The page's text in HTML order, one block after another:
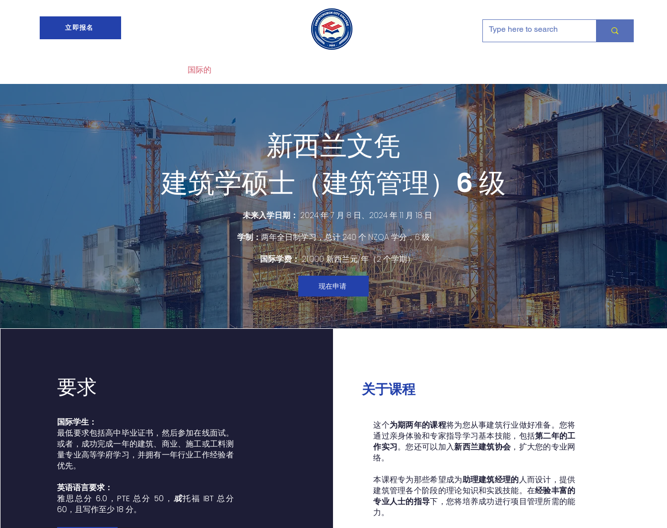
立即报名
国际的
新西兰文凭
建筑学硕士（建筑管理）6 级
未来入学日期： 2024 年 7 月 8 日、2024 年 11 月 18 日
学制：两年全日制学习，总计 240 个 NZQA 学分，6 级。
国际学费：21,000 新西兰元/年（2 个学期）
现在申请
要求
国际学生：
最低要求包括高中毕业证书，然后参加在线面试。
或者，成功完成一年的建筑、商业、施工或工料测
量专业高等学府学习，并拥有一年行业工作经验者
优先。
英语语言要求：
雅思总分 6.0，PTE 总分 50，或托福 IBT 总分
60，且写作至少 18 分。
关于课程
这个为期两年的课程将为您从事建筑行业做好准备。您将
通过亲身体验和专家指导学习基本技能，包括第二年的工
作实习。您还可以加入新西兰建筑协会 ，扩大您的专业网
络。
本课程专为那些希望成为助理建筑经理的人而设计，提供
建筑管理各个阶段的理论知识和实践技能。在经验丰富的
专业人士的指导下，您将培养成功进行项目管理所需的能
力。